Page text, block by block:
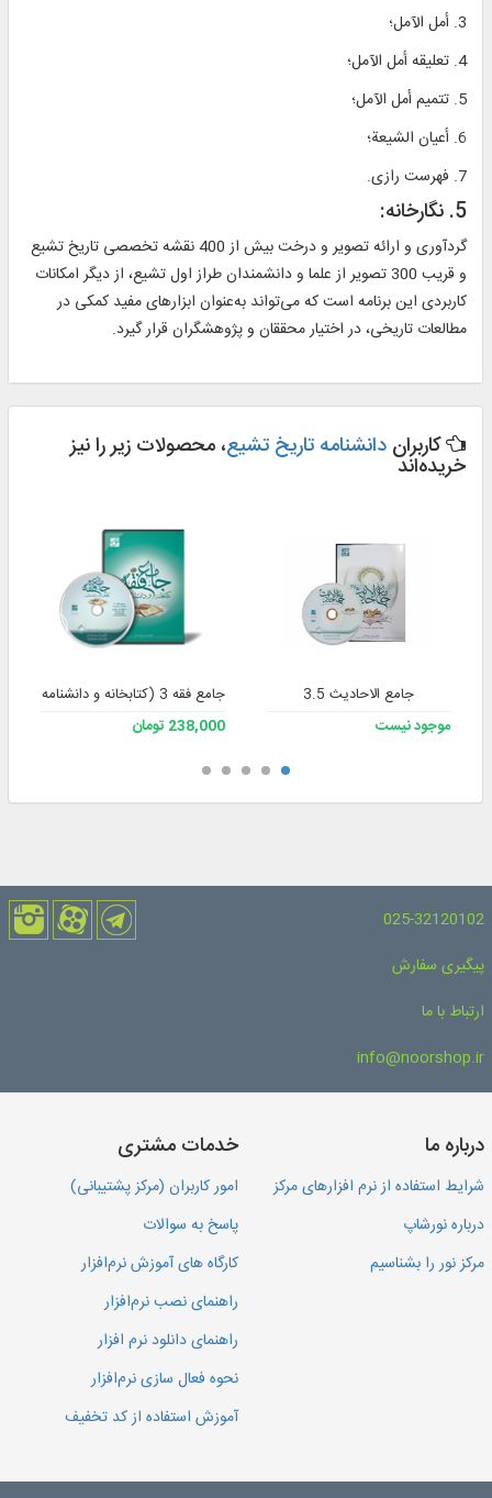
3. أمل الآمل؛
4. تعلیقه أمل الآمل؛
5. تتمیم أمل الآمل؛
6. أعیان الشیعة؛
7. فهرست رازی.
5. نگارخانه:
گردآوری و ارائه تصویر و درخت بیش از 400 نقشه تخصصی تاریخ تشیع
و قریب 300 تصویر از علما و دانشمندان طراز اول تشیع، از دیگر امکانات
کاربردی این برنامه است که می‌تواند به‌عنوان ابزارهای مفید کمکی در
مطالعات تاریخی، در اختیار محققان و پژوهشگران قرار گیرد.
کاربران دانشنامه تاریخ تشیع، محصولات زیر را نیز
خریده‌اند
جامع الاحادیث 3.5
موجود نیست
جامع فقه 3 (کتابخانه و دانشنامه تخصصی فقه)
238,000 تومان
025-32120102
پیگیری سفارش
ارتباط با ما
info@noorshop.ir
درباره ما
شرایط استفاده از نرم افزارهای مرکز
درباره نورشاپ
مرکز نور را بشناسیم
خدمات مشتری
امور کاربران (مرکز پشتیبانی)
پاسخ به سوالات
کارگاه های آموزش نرم‌افزار
راهنمای نصب نرم‌افزار
راهنمای دانلود نرم افزار
نحوه فعال سازی نرم‌افزار
آموزش استفاده از کد تخفیف